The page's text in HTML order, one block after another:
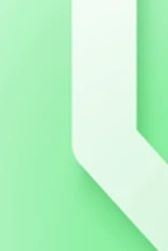
可以下载